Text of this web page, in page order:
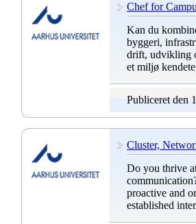
Chef for
Kan du
byggeri,
drift, udvikling
et miljø
Publiceret den
Cluster,
Do you thrive
proactive and
established